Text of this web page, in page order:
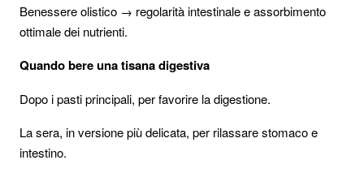
Benessere olistico → regolarità intestinale e assorbimento
ottimale dei nutrienti.
Quando bere una tisana digestiva
Dopo i pasti principali, per favorire la digestione.
La sera, in versione più delicata, per rilassare stomaco e
intestino.